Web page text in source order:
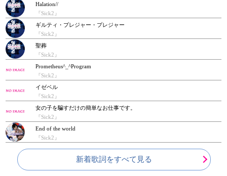
Halation//
『Sick2』
ギルティ・プレジャー・プレジャー
『Sick2』
聖葬
『Sick2』
Prometheus^_^Program
『Sick2』
イゼベル
『Sick2』
女の子を騙すだけの簡単なお仕事です。
『Sick2』
End of the world
『Sick2』
新着歌詞をすべて見る